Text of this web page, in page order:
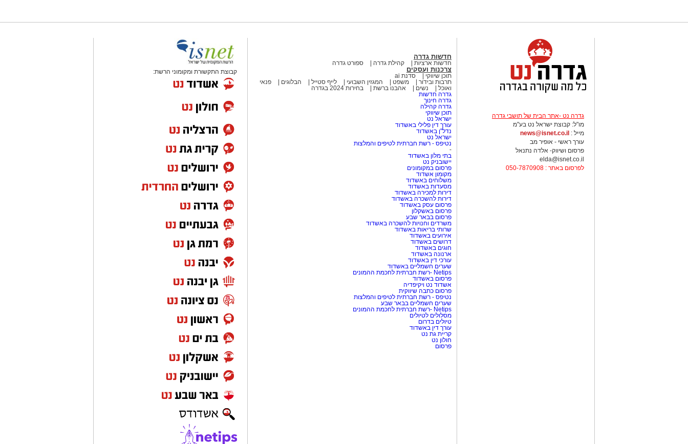
גדרה נט -אתר הבית של תושבי גדרה
מו"ל: קבוצת ישראל נט בע"מ
מייל : news@isnet.co.il
עורך ראשי - אופיר מב
פרסום ושיווק- אלדה נתנאל
elda@isnet.co.il
לפרסום באתר : 050-7870908
חדשות גדרה
חדשות ארציות קהילת גדרה ספורט גדרה
צרכנות ועסקים
תוכן שיווקי
סדנת ai
תרבות ובידור
משפט המגזין השבועי לייף סטייל הבלוגים
פנאי
ואוכל
נשים אהבנו ברשת
בחירות 2024 בגדרה
גדרה חדשות
גדרה חינוך
גדרה קהילה
תוכן שיווקי
ישראל נט
עורך דין פלילי באשדוד
נדל"ן באשדוד
ישראל נט
נטיפס - רשת חברתית לטיפים והמלצות
-
בתי מלון באשדוד
יישובניק נט
פרסום במקומונים
מקומון אשדוד
משלוחים באשדוד
מסעדות באשדוד
דירות למכירה באשדוד
דירות להשכרה באשדוד
פרסום עסק באשדוד
פרסום באשקלון
פרסום בבאר שבע
משרדים וחנויות להשכרה באשדוד
שרותי בריאות באשדוד
אירועים באשדוד
דרושים באשדוד
חוגים באשדוד
ארנונה באשדוד
עורכי דין באשדוד
שערים חשמליים באשדוד
Netips -רשת חברתית לחכמת ההמונים
פרסום באשדוד
אשדוד נט ויקיפדיה
פרסום כתבה שיווקית
נטיפס - רשת חברתית לטיפים והמלצות
שערים חשמליים בבאר שבע
Netips -רשת חברתית לחכמת ההמונים
מסלולים לטיולים
טיולים בדרום
עורך דין באשדוד
קריית גת נט
חולון נט
פרסום
קבוצת התקשורת ומקומוני הרשת: